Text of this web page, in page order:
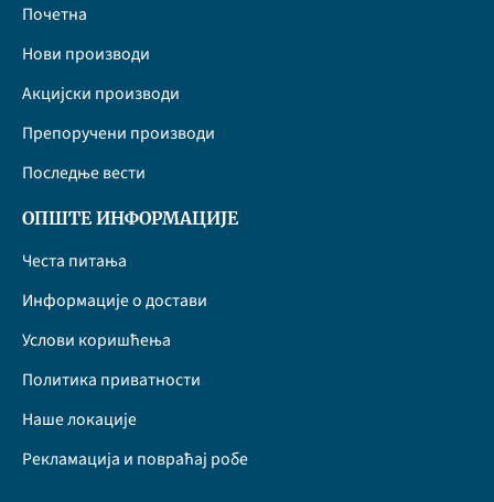
Почетна
Нови производи
Акцијски производи
Препоручени производи
Последње вести
ОПШТЕ ИНФОРМАЦИЈЕ
Честа питања
Информације о достави
Услови коришћења
Политика приватности
Наше локације
Рекламација и повраћај робе